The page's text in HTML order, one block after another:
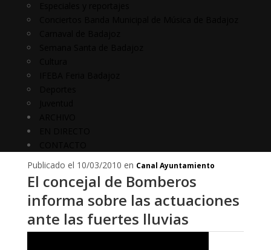
Publicado el 10/03/2010 en Canal Ayuntamiento
El concejal de Bomberos
informa sobre las actuaciones
ante las fuertes lluvias